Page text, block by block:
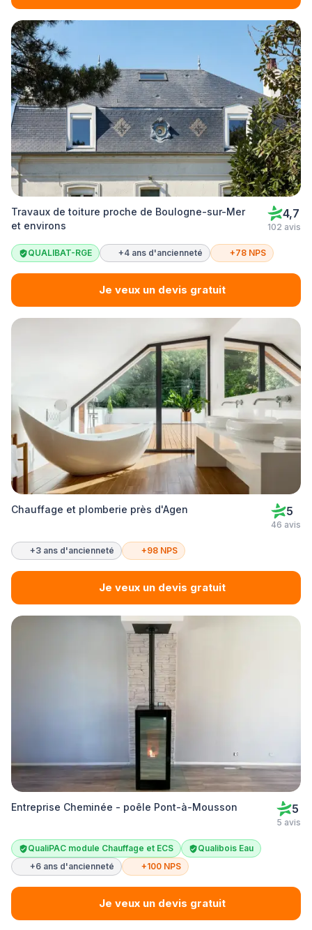
Travaux de toiture proche de Boulogne-sur-Mer
et environs
4,7
102 avis
QUALIBAT-RGE +4 ans d'ancienneté +78 NPS
Je veux un devis gratuit
Chauffage et plomberie près d'Agen 5
46 avis
+3 ans d'ancienneté +98 NPS
Je veux un devis gratuit
Entreprise Cheminée - poêle Pont-à-Mousson 5
5 avis
QualiPAC module Chauffage et ECS
Qualibois Eau
+6 ans d'ancienneté
+100 NPS
Je veux un devis gratuit